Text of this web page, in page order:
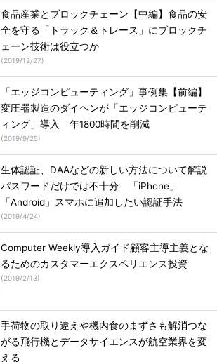
食品産業とブロックチェーン【中編】食品の安
全を守る「トラック＆トレース」にブロックチ
ェーン技術は役立つか
(2019/12/27)
「エッジコンピューティング」事例集【前編】
変圧器製造のダイヘンが「エッジコンピューテ
ィング」導入 年1800時間を削減
(2019/9/25)
生体認証、DAAなどの新しい方法について解説
パスワードだけでは不十分 「iPhone」
「Android」スマホに追加したい認証手法
(2019/4/24)
Computer Weekly導入ガイド顧客主導主義とな
るためのカスタマーエクスペリエンス投資
(2019/2/13)
手荷物の取り違えや機内食のまずさも解消つな
がる飛行機とデータサイエンスが航空業界を変
える